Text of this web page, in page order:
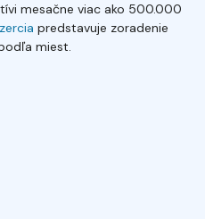
mesačne viac ako 500.000
predstavuje zoradenie
miest.